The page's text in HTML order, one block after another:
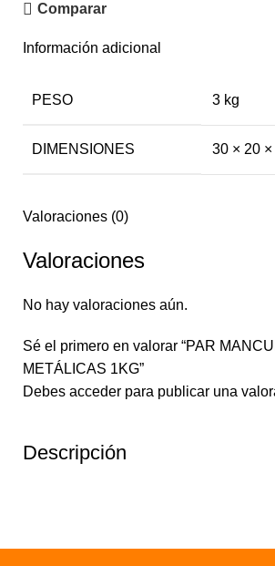
Comparar
Información adicional
PESO 3 kg
DIMENSIONES 30 × 20
Valoraciones (0)
Valoraciones
No hay valoraciones aún.
Sé el primero en valorar “PAR
METÁLICAS 1KG”
Debes acceder para publicar una
Descripción